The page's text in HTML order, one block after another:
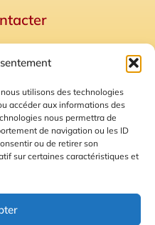
utilisons des technologies
accéder aux informations des
nous permettra de
de navigation ou les ID
ou de retirer son
sur certaines caractéristiques et
Plan du site
Cookies